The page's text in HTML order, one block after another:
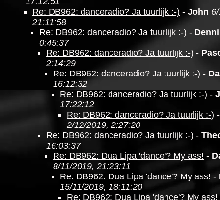
Re: DB962: danceradio? Ja tuurlijk :-) - John
21:11:58
Re: DB962: danceradio? Ja tuurlijk :-) -
0:45:37
Re: DB962: danceradio? Ja tuurlijk :-) -
2:14:29
Re: DB962: danceradio? Ja tuurlijk :-) -
16:12:32
Re: DB962: danceradio? Ja tuurlijk :-) -
17:22:12
Re: DB962: danceradio? Ja tuurlijk :-)
2/12/2019, 2:27:20
Re: DB962: danceradio? Ja tuurlijk :-) -
16:03:37
Re: DB962: Dua Lipa 'dance'? My ass! -
8/11/2019, 21:23:11
Re: DB962: Dua Lipa 'dance'? My ass! -
15/11/2019, 18:11:20
Re: DB962: Dua Lipa 'dance'? My ass!